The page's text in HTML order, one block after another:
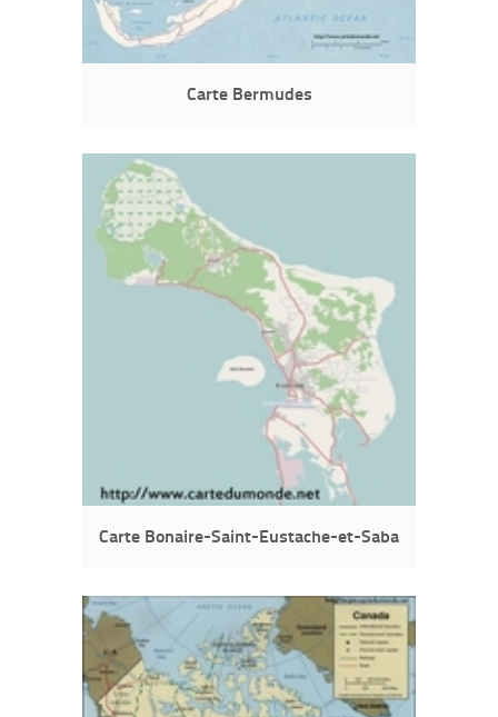
Carte Bermudes
Carte Bonaire-Saint-Eustache-et-Saba